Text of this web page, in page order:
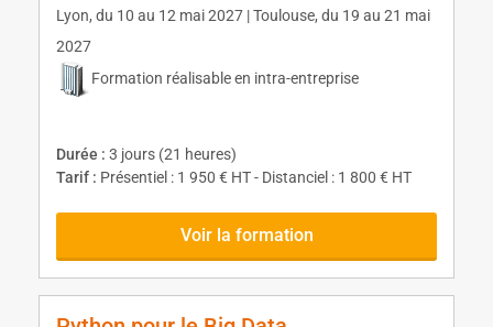
Lyon, du 10 au 12 mai 2027 | Toulouse, du 19 au 21 mai
2027
Formation réalisable en intra-entreprise
Durée : 3 jours (21 heures)
Tarif : Présentiel : 1 950 € HT - Distanciel : 1 800 € HT
Voir la formation